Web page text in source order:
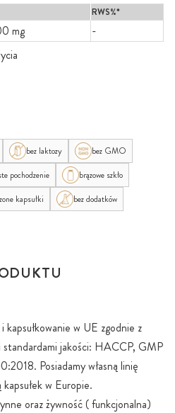
RWS%*
mg
-
bez laktozy
bez GMO
pochodzenie
brązowe szkło
kapsułki bez dodatków
kapsułkowanie w UE zgodnie z
standardami jakości: HACCP, GMP
Posiadamy własną linię
w Europie.
oraz żywność ( funkcjonalna)